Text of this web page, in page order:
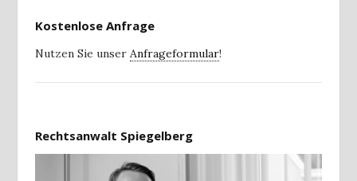
Kostenlose Anfrage
Nutzen Sie unser Anfrageformular!
Rechtsanwalt Spiegelberg